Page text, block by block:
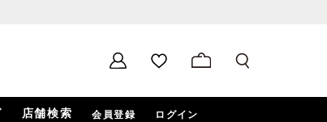
店舗検索 会員登録 ログイン